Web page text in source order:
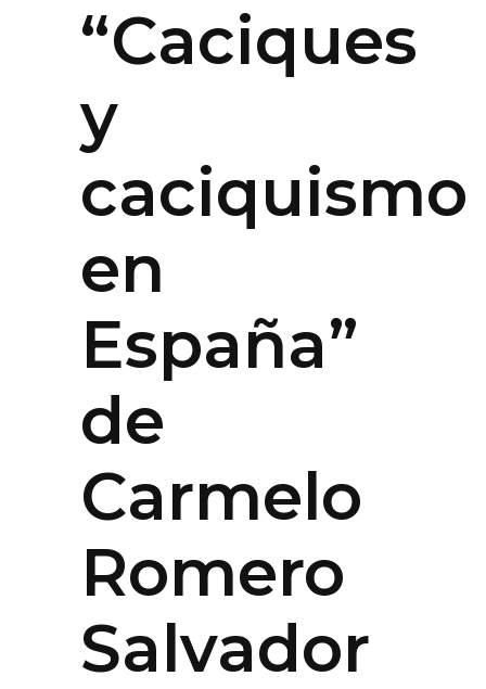
“Caciques
y
caciquismo
en
España”
de
Carmelo
Romero
Salvador